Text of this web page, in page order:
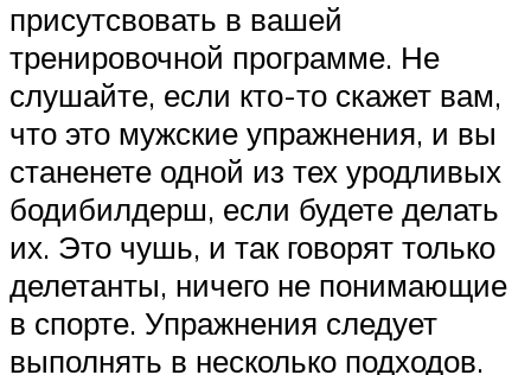
присутсвовать в вашей
тренировочной программе. Не
слушайте, если кто-то скажет вам,
что это мужские упражнения, и вы
станенете одной из тех уродливых
бодибилдерш, если будете делать
их. Это чушь, и так говорят только
делетанты, ничего не понимающие
в спорте. Упражнения следует
выполнять в несколько подходов.